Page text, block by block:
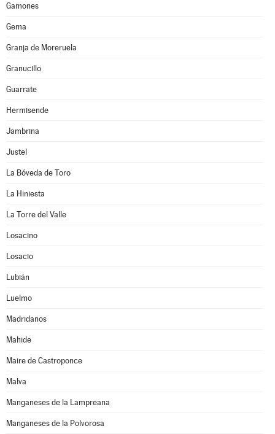
Gamones
Gema
Granja de Moreruela
Granucillo
Guarrate
Hermisende
Jambrina
Justel
La Bóveda de Toro
La Hiniesta
La Torre del Valle
Losacino
Losacio
Lubián
Luelmo
Madridanos
Mahide
Maire de Castroponce
Malva
Manganeses de la Lampreana
Manganeses de la Polvorosa